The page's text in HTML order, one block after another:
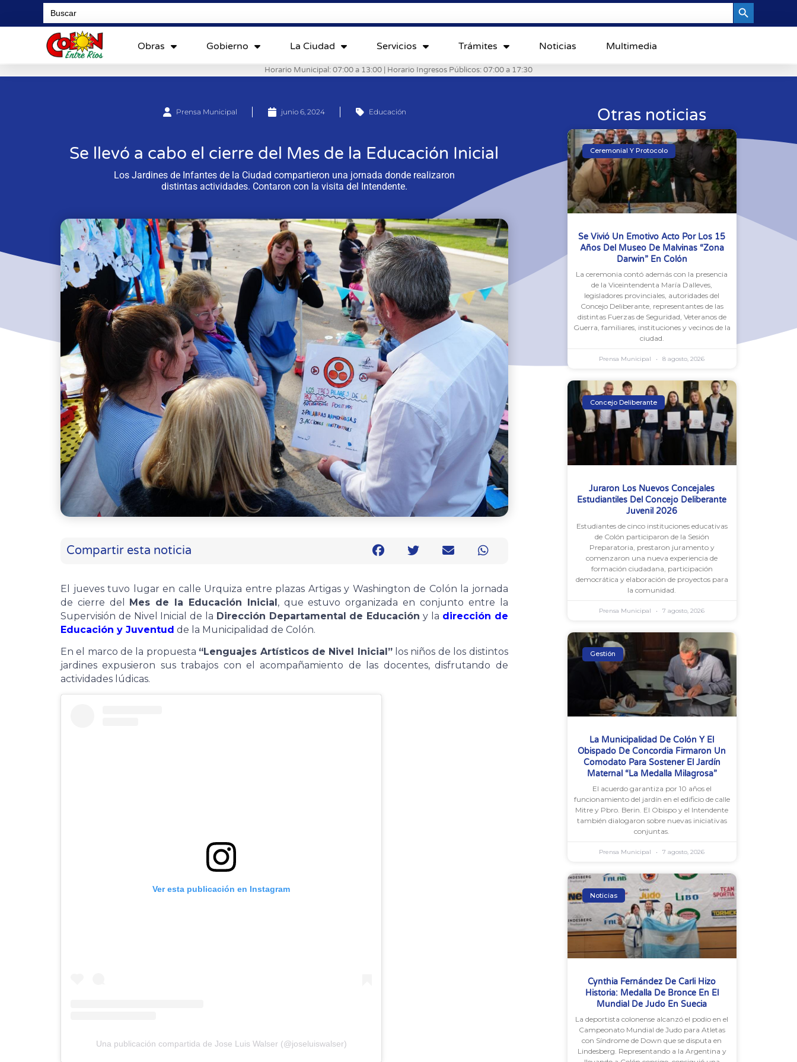
Search
for:
Obras Gobierno La Ciudad Servicios Trámites Noticias Multimedia
Horario Municipal: 07:00 a 13:00 | Horario Ingresos Públicos: 07:00 a 17:30
Prensa Municipal junio 6, 2024 Educación
Se llevó a cabo el cierre del Mes de la Educación Inicial
Los Jardines de Infantes de la Ciudad compartieron una jornada donde realizaron
distintas actividades. Contaron con la visita del Intendente.
Compartir esta noticia
El jueves tuvo lugar en calle Urquiza entre plazas Artigas y Washington de Colón la jornada
de cierre del Mes de la Educación Inicial, que estuvo organizada en conjunto entre la
Supervisión de Nivel Inicial de la Dirección Departamental de Educación y la dirección de
Educación y Juventud de la Municipalidad de Colón.
En el marco de la propuesta “Lenguajes Artísticos de Nivel Inicial”los niños de los distintos
jardines expusieron sus trabajos con el acompañamiento de las docentes, disfrutando de
actividades lúdicas.
Ver esta publicación en Instagram
Una publicación compartida de Jose Luis Walser (@joseluiswalser)
Otras noticias
Ceremonial Y Protocolo
Se Vivió Un Emotivo Acto Por Los 15
Años Del Museo De Malvinas “Zona
Darwin” En Colón
La ceremonia contó además con la presencia
de la Viceintendenta María Dalleves,
legisladores provinciales, autoridades del
Concejo Deliberante, representantes de las
distintas Fuerzas de Seguridad, Veteranos de
Guerra, familiares, instituciones y vecinos de la
ciudad.
Prensa Municipal 8 agosto, 2026
Concejo Deliberante
Juraron Los Nuevos Concejales
Estudiantiles Del Concejo Deliberante
Juvenil 2026
Estudiantes de cinco instituciones educativas
de Colón participaron de la Sesión
Preparatoria, prestaron juramento y
comenzaron una nueva experiencia de
formación ciudadana, participación
democrática y elaboración de proyectos para
la comunidad.
Prensa Municipal 7 agosto, 2026
Gestión
La Municipalidad De Colón Y El
Obispado De Concordia Firmaron Un
Comodato Para Sostener El Jardín
Maternal “La Medalla Milagrosa”
El acuerdo garantiza por 10 años el
funcionamiento del jardín en el edificio de calle
Mitre y Pbro. Berin. El Obispo y el Intendente
también dialogaron sobre nuevas iniciativas
conjuntas.
Prensa Municipal 7 agosto, 2026
Noticias
Cynthia Fernández De Carli Hizo
Historia: Medalla De Bronce En El
Mundial De Judo En Suecia
La deportista colonense alcanzó el podio en el
Campeonato Mundial de Judo para Atletas
con Síndrome de Down que se disputa en
Lindesberg. Representando a la Argentina y